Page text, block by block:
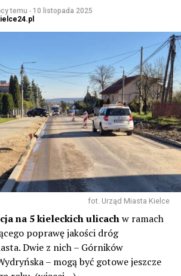
temu - 10 listopada 2025
fot. Urząd Miasta Kielce
na 5 kieleckich ulicachw ramach
poprawę jakości dróg
Dwie z nich – Górników
– mogą być gotowe jeszcze